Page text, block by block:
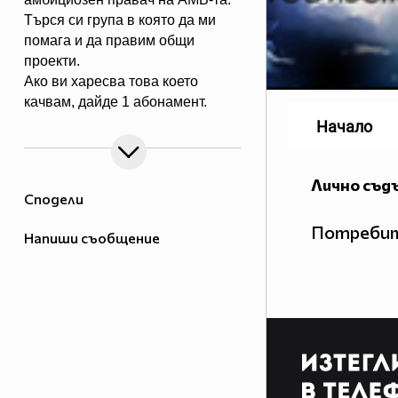
Сподели
Напиши съобщение
Търся си група в която да ми
помага и да правим общи
проекти.
Ако ви харесва това което
качвам, дайде 1 абонамент.
Лично
Начало